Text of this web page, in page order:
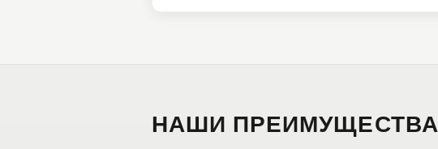
НАШИ ПРЕИМУЩЕСТВА